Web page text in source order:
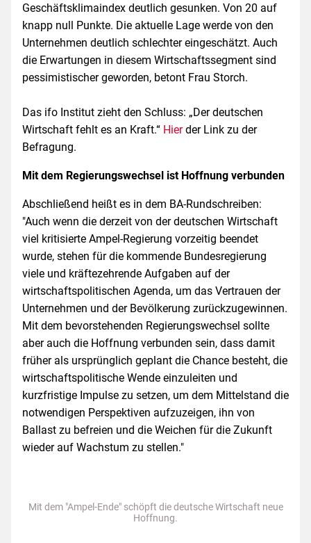
Mit dem "Ampel-Ende" schöpft die deutsche Wirtschaft neue
Hoffnung.
Geschäftsklimaindex deutlich gesunken. Von 20 auf
knapp null Punkte. Die aktuelle Lage werde von den
Unternehmen deutlich schlechter eingeschätzt. Auch
die Erwartungen in diesem Wirtschaftssegment sind
pessimistischer geworden, betont Frau Storch.
Das ifo Institut zieht den Schluss: „Der deutschen
Wirtschaft fehlt es an Kraft.“ Hierder Link zu der
Befragung.
Mit dem Regierungswechsel ist Hoffnung verbunden
Abschließend heißt es in dem BA-Rundschreiben:
"Auch wenn die derzeit von der deutschen Wirtschaft
viel kritisierte Ampel-Regierung vorzeitig beendet
wurde, stehen für die kommende Bundesregierung
viele und kräftezehrende Aufgaben auf der
wirtschaftspolitischen Agenda, um das Vertrauen der
Unternehmen und der Bevölkerung zurückzugewinnen.
Mit dem bevorstehenden Regierungswechsel sollte
aber auch die Hoffnung verbunden sein, dass damit
früher als ursprünglich geplant die Chance besteht, die
wirtschaftspolitische Wende einzuleiten und
kurzfristige Impulse zu setzen, um dem Mittelstand die
notwendigen Perspektiven aufzuzeigen, ihn von
Ballast zu befreien und die Weichen für die Zukunft
wieder auf Wachstum zu stellen."